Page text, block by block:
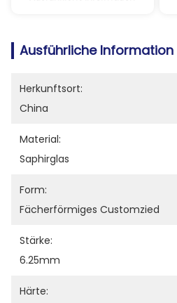
Ausführliche Information
Herkunftsort:
China
Material:
Saphirglas
Form:
Fächerförmiges Customzied
Stärke:
6.25mm
Härte: